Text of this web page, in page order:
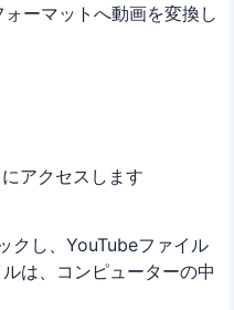
ーマットへ動画を変換し
アクセスします
クし、YouTubeファイル
は、コンピューターの中